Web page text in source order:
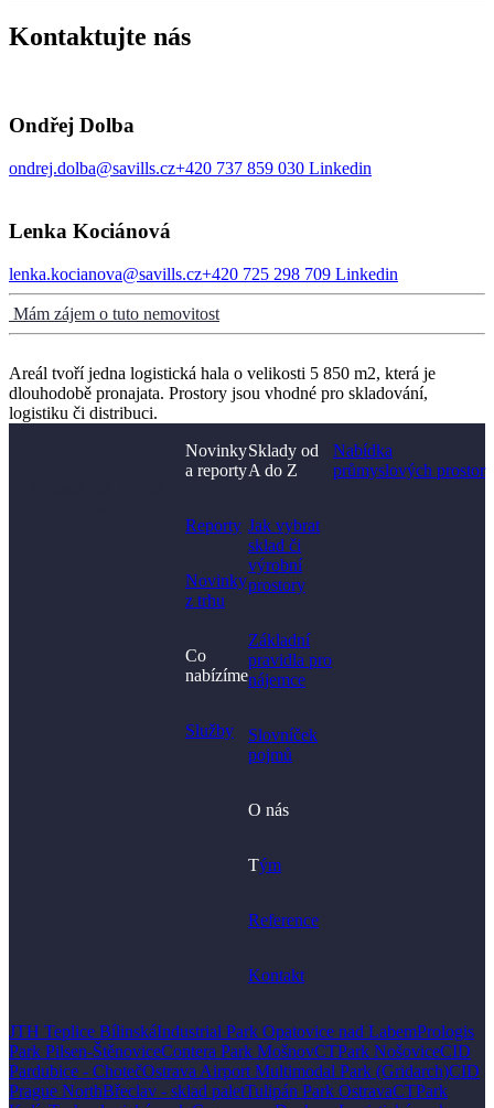
Kontaktujte nás
Ondřej Dolba
ondrej.dolba@savills.cz+420 737 859 030 Linkedin
Lenka Kociánová
lenka.kocianova@savills.cz+420 725 298 709 Linkedin
Mám zájem o tuto nemovitost
Areál tvoří jedna logistická hala o velikosti 5 850 m2, která je
dlouhodobě pronajata. Prostory jsou vhodné pro skladování,
logistiku či distribuci.
Novinky
a reporty
Reporty
Novinky
z trhu
Co
nabízíme
Služby
Sklady od
A do Z
Jak vybrat
sklad či
výrobní
prostory​
Základní
pravidla pro
nájemce
Slovníček
pojmů
O nás
Tým
Reference
Kontakt
Nabídka
průmyslových prostor
JTH Teplice BílinskáIndustrial Park Opatovice nad LabemPrologis
Park Pilsen-ŠtěnoviceContera Park MošnovCTPark NošoviceCID
Pardubice - ChotečOstrava Airport Multimodal Park (Gridarch)CID
Prague NorthBřeclav - sklad paletTulipán Park OstravaCTPark